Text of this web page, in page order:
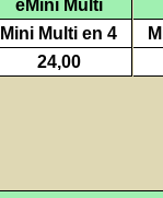
eMini Multi
Mini Multi en 4
24,00